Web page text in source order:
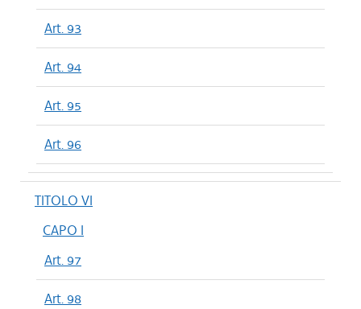
Art. 93
Art. 94
Art. 95
Art. 96
TITOLO VI
CAPO I
Art. 97
Art. 98